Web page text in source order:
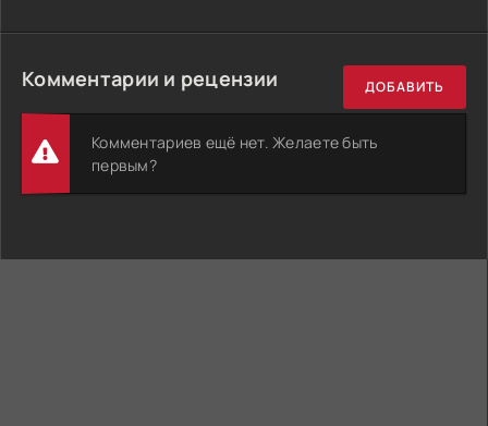
Комментарии и рецензии ДОБАВИТЬ
Комментариев ещё нет. Желаете быть
первым?